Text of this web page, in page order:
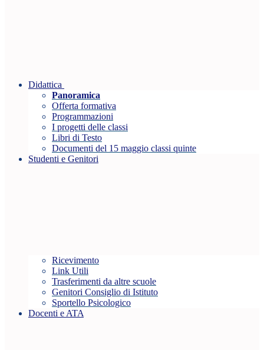
Didattica
Panoramica
Offerta formativa
Programmazioni
I progetti delle classi
Libri di Testo
Documenti del 15 maggio classi quinte
Studenti e Genitori
Ricevimento
Link Utili
Trasferimenti da altre scuole
Genitori Consiglio di Istituto
Sportello Psicologico
Docenti e ATA